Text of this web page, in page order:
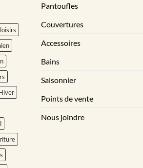
Pantoufles
Couvertures
Accessoires
Bains
Saisonnier
Points de vente
Nous joindre